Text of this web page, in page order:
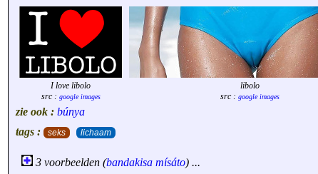
I love libolo
src : google images
libolo
src : google images
zie ook : búnya
tags :
seks lichaam
3 voorbeelden (bandakisa mísáto) ...